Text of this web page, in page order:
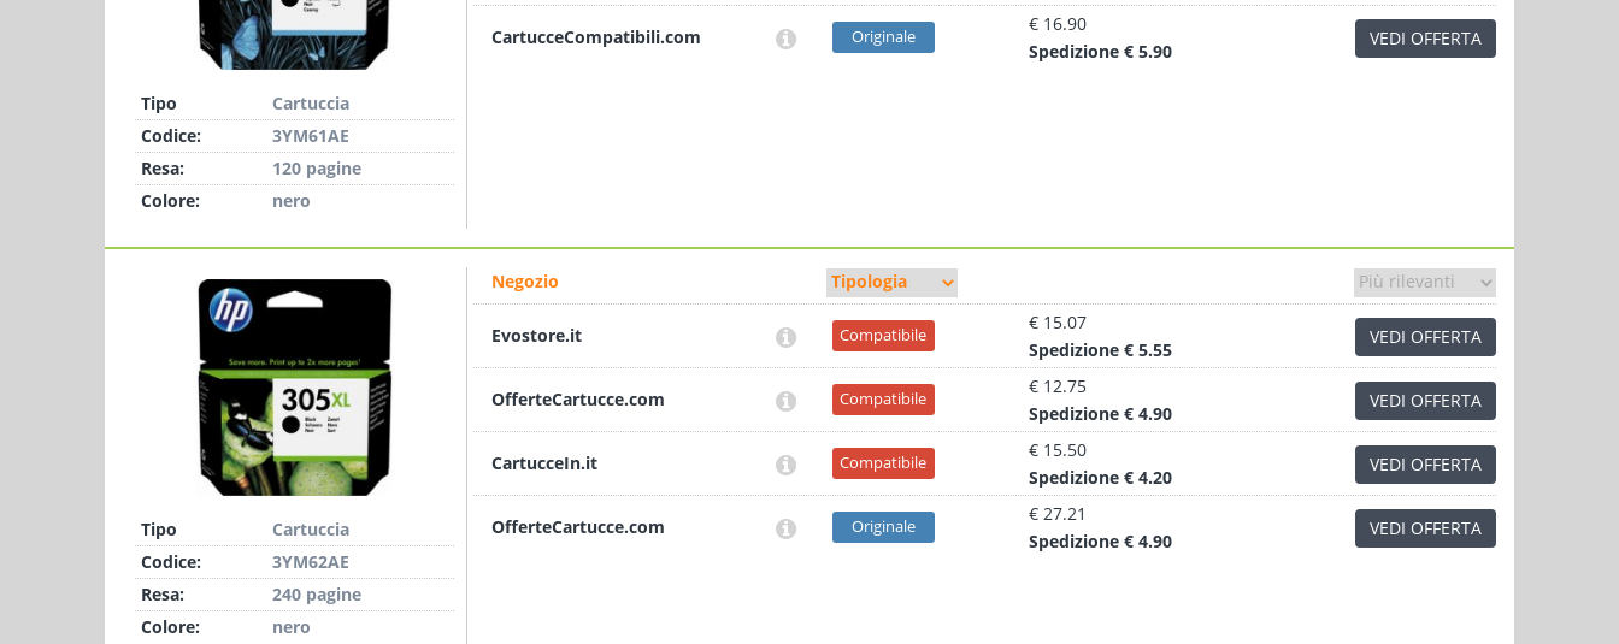
Tipo
Cartuccia
Codice:
3YM61AE
Resa:
120 pagine
Colore:
nero
CartucceCompatibili.com Originale
€ 16.90
Spedizione € 5.90
VEDI OFFERTA
Tipo
Cartuccia
Codice:
3YM62AE
Resa:
240 pagine
Colore:
nero
Negozio
Evostore.it Compatibile
€ 15.07
Spedizione € 5.55
VEDI OFFERTA
OfferteCartucce.com Compatibile
€ 12.75
Spedizione € 4.90
VEDI OFFERTA
CartucceIn.it Compatibile
€ 15.50
Spedizione € 4.20
VEDI OFFERTA
OfferteCartucce.com Originale
€ 27.21
Spedizione € 4.90
VEDI OFFERTA